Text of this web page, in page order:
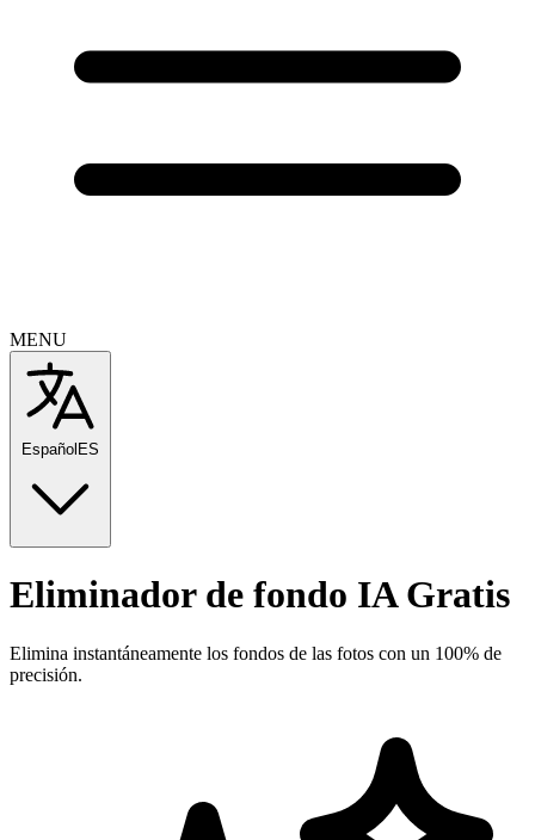
MENU
Español ES
Eliminador de fondo IA Gratis
Elimina instantáneamente los fondos de las fotos con un 100% de
precisión.